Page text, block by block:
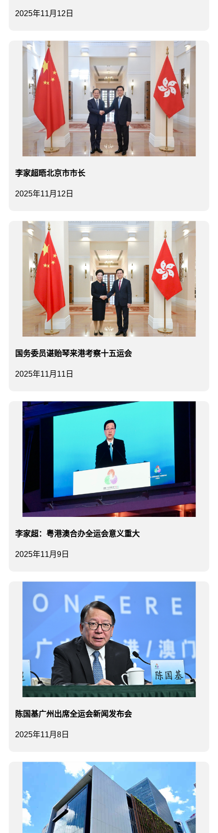
2025年11月12日
2025年11月12日
李家超晤北京市市长
2025年11月11日
国务委员谌贻琴来港考察十五运会
2025年11月9日
李家超：粤港澳合办全运会意义重大
2025年11月8日
陈国基广州出席全运会新闻发布会